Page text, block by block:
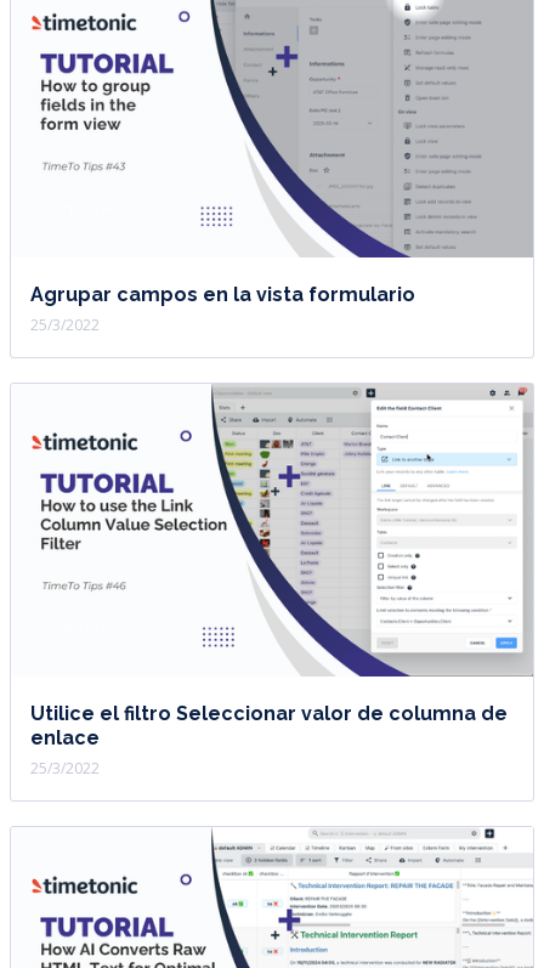
Agrupar campos en la vista formulario
25/3/2022
Utilice el filtro Seleccionar valor de columna de
enlace
25/3/2022